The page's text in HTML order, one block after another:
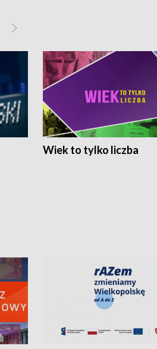
Wiek to tylko liczba